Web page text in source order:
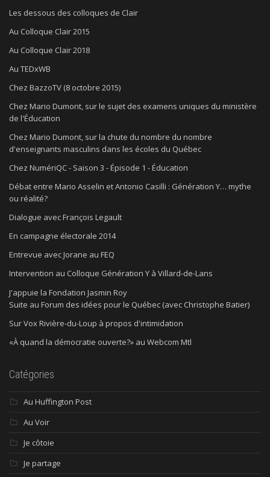
Les dessous des colloques de Clair
Au Colloque Clair 2015
Au Colloque Clair 2018
Au TEDxWB
Chez BazzoTV (8 octobre 2015)
Chez Mario Dumont, sur le sujet des examens uniques du ministère
de l'Éducation
Chez Mario Dumont, sur la chute du nombre du nombre
d'enseignants masculins dans les écoles du Québec
Chez NumériQC - Saison 3 - Épisode 1 - Éducation
Débat entre Mario Asselin et Antonio Casilli : Génération Y… mythe
ou réalité?
Dialogue avec François Legault
En campagne électorale 2014
Entrevue avec Jorane au FEQ
Intervention au Colloque Génération Y à Villard-de-Lans
J'appuie la Fondation Jasmin Roy
Suite au Forum des idées pour le Québec (avec Christophe Batier)
Sur Vox Rivière-du-Loup à propos d'intimidation
«À quand la démocratie ouverte?» au Webcom Mtl
Catégories
Au Huffington Post
Au Voir
Je côtoie
Je partage